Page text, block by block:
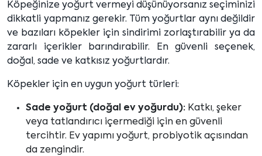
Köpeğinize yoğurt vermeyi düşünüyorsanız seçiminizi
dikkatli yapmanız gerekir. Tüm yoğurtlar aynı değildir
ve bazıları köpekler için sindirimi zorlaştırabilir ya da
zararlı içerikler barındırabilir. En güvenli seçenek,
doğal, sade ve katkısız yoğurtlardır.
Köpekler için en uygun yoğurt türleri:
Sade yoğurt (doğal ev yoğurdu): Katkı, şeker
veya tatlandırıcı içermediği için en güvenli
tercihtir. Ev yapımı yoğurt, probiyotik açısından
da zengindir.